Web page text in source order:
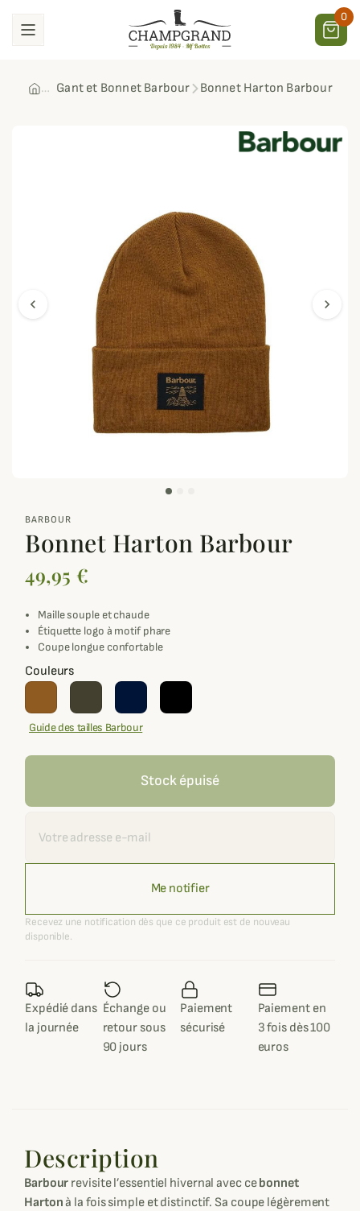
0
Gant et Bonnet Barbour Bonnet Harton Barbour
chevron_left chevron_right
BARBOUR
Bonnet Harton Barbour
49,95 €
Maille souple et chaude
Étiquette logo à motif phare
Coupe longue confortable
Couleurs
Guide des tailles Barbour
Stock épuisé
Me notifier
Recevez une notification dès que ce produit est de nouveau
disponible.
Expédié dans
la journée
Échange ou
retour sous
90 jours
Paiement
sécurisé
Paiement en
3 fois dès 100
euros
Description
Barbour revisite l’essentiel hivernal avec cebonnet
Hartonà la fois simple et distinctif. Sa coupe légèrement